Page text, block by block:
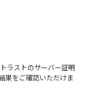
ラストのサーバー証明
果をご確認いただけま